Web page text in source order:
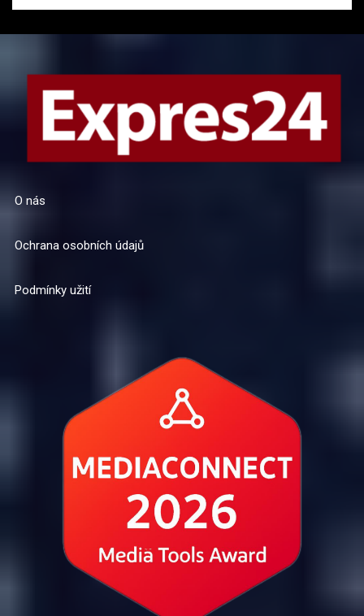
O nás
Ochrana osobních údajů
Podmínky užití